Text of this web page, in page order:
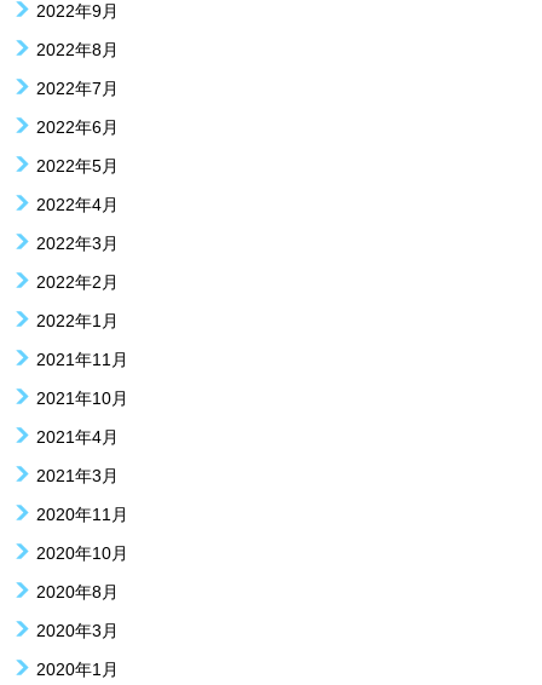
2022年9月
2022年8月
2022年7月
2022年6月
2022年5月
2022年4月
2022年3月
2022年2月
2022年1月
2021年11月
2021年10月
2021年4月
2021年3月
2020年11月
2020年10月
2020年8月
2020年3月
2020年1月